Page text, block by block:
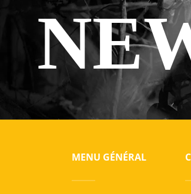
MENU GÉNÉRAL